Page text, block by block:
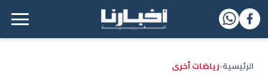
القائمة الرئيسية
الرئيسية‹رياضات أخرى